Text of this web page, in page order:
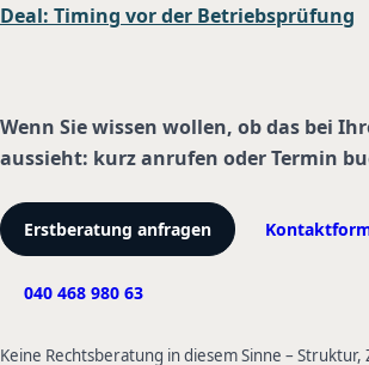
Deal: Timing vor der Betriebsprüfung
Wenn Sie wissen wollen, ob das bei
aussieht: kurz anrufen oder Termin
Erstberatung anfragen
040 468 980 63
Keine Rechtsberatung in diesem Sinne – Struktur,